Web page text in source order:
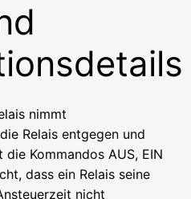
nimmt
Relais entgegen und
Kommandos AUS, EIN
dass ein Relais seine
nicht